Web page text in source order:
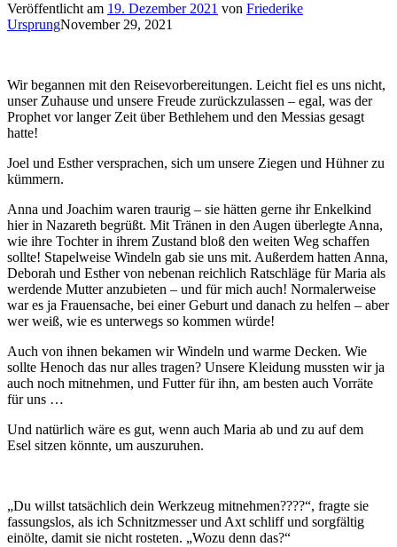
Veröffentlicht am 19. Dezember 2021 von Friederike
UrsprungNovember 29, 2021
Wir begannen mit den Reisevorbereitungen. Leicht fiel es uns nicht,
unser Zuhause und unsere Freude zurückzulassen – egal, was der
Prophet vor langer Zeit über Bethlehem und den Messias gesagt
hatte!
Joel und Esther versprachen, sich um unsere Ziegen und Hühner zu
kümmern.
Anna und Joachim waren traurig – sie hätten gerne ihr Enkelkind
hier in Nazareth begrüßt. Mit Tränen in den Augen überlegte Anna,
wie ihre Tochter in ihrem Zustand bloß den weiten Weg schaffen
sollte! Stapelweise Windeln gab sie uns mit. Außerdem hatten Anna,
Deborah und Esther von nebenan reichlich Ratschläge für Maria als
werdende Mutter anzubieten – und für mich auch! Normalerweise
war es ja Frauensache, bei einer Geburt und danach zu helfen – aber
wer weiß, wie es unterwegs so kommen würde!
Auch von ihnen bekamen wir Windeln und warme Decken. Wie
sollte Henoch das nur alles tragen? Unsere Kleidung mussten wir ja
auch noch mitnehmen, und Futter für ihn, am besten auch Vorräte
für uns …
Und natürlich wäre es gut, wenn auch Maria ab und zu auf dem
Esel sitzen könnte, um auszuruhen.
„Du willst tatsächlich dein Werkzeug mitnehmen????“, fragte sie
fassungslos, als ich Schnitzmesser und Axt schliff und sorgfältig
einölte, damit sie nicht rosteten. „Wozu denn das?“